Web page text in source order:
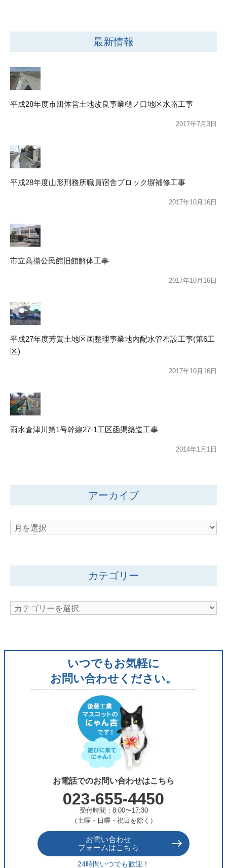
最新情報
平成28年度市団体営土地改良事業樋ノ口地区水路工事
2017年7月3日
平成28年度山形刑務所職員宿舎ブロック塀補修工事
2017年10月16日
市立高擶公民館旧館解体工事
2017年10月16日
平成27年度芳賀土地区画整理事業地内配水管布設工事(第6工
区)
2017年10月16日
雨水倉津川第1号幹線27-1工区函渠築造工事
2014年1月1日
アーカイブ
ア
イ
カテゴリー
カ
リ
いつでもお気軽に
お問い合わせください。
お電話でのお問い合わせはこちら
023-655-4450
受付時間：8:00〜17:30
（土曜・日曜・祝日を除く）
お問い合わせ
フォームはこちら
24時間いつでも歓迎！